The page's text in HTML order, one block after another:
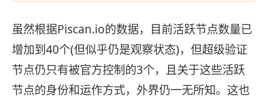
虽然根据Piscan.io的数据，目前活跃节点数量已
增加到40个(但似乎仍是观察状态)，但超级验证
节点仍只有被官方控制的3个，且关于这些活跃
节点的身份和运作方式，外界仍一无所知。这也